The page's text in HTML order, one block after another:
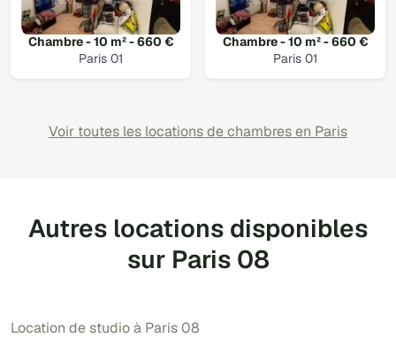
Chambre - 10 m² - 660 €
Paris 01
Chambre - 10 m² - 660 €
Paris 01
Voir toutes les locations de chambres en Paris
Autres locations disponibles
sur Paris 08
Location de studio à Paris 08